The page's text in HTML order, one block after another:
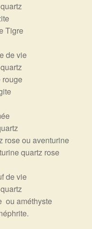
Tigre
de vie
rouge
rose ou aventurine
quartz rose
de vie
ou améthyste